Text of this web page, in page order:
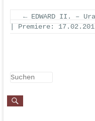
←EDWARD II. –
| Premiere: